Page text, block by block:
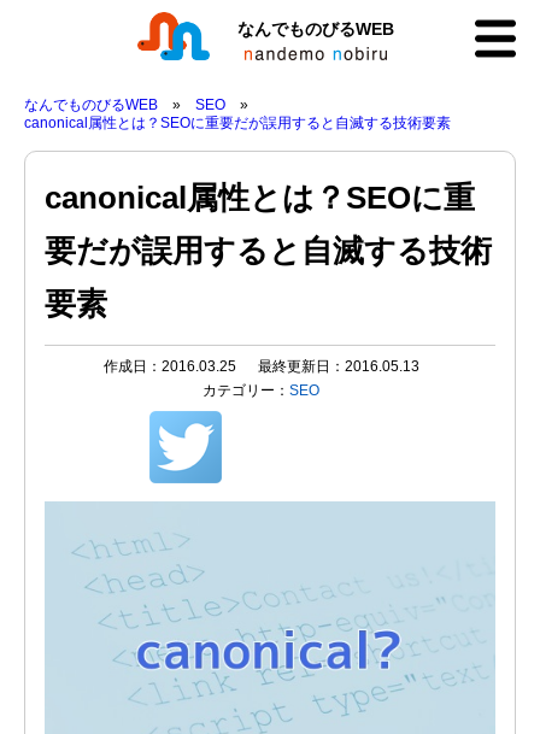
なんでものびるWEB
なんでものびるWEB
SEO
canonical属性とは？SEOに重要だが誤用すると自滅する技術要素
canonical属性とは？SEOに重
要だが誤用すると自滅する技術
要素
作成日：2016.03.25
最終更新日：2016.05.13
カテゴリー： SEO